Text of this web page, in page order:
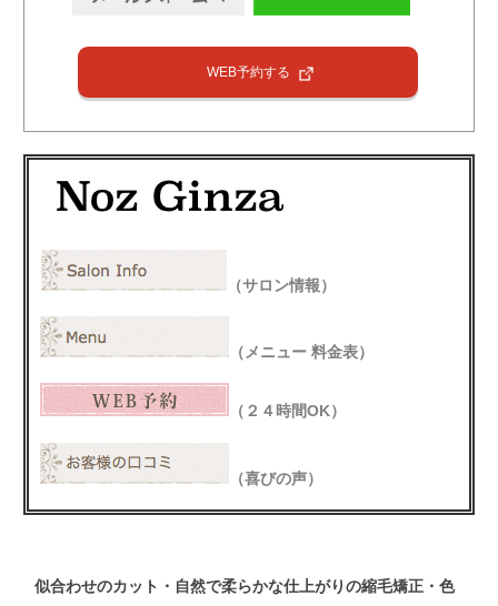
WEB予約する
（サロン情報）
（メニュー 料金表）
（２４時間OK）
（喜びの声）
似合わせのカット ・自然で柔らかな仕上がりの縮毛矯正・色